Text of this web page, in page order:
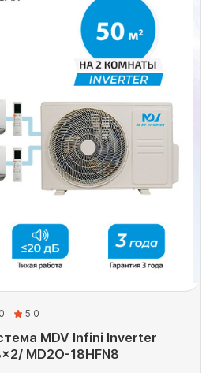
5.0
MDV Infini Inverter
MD2O-18HFN8